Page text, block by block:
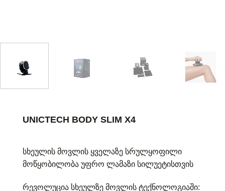
UNICTECH BODY SLIM X4
სხეულის მოვლის ყველაზე სრულყოფილი
მოწყობილობა უფრო ლამაზი სილუეტისთვის
რევოლუცია სხეულზე მოვლის ტექნოლოგიაში: